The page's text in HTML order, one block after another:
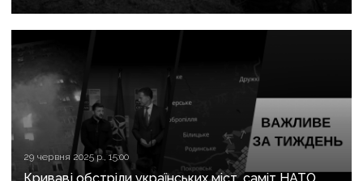
29 червня 2025 р., 15:00